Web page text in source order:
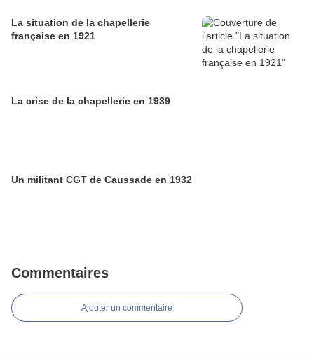
La situation de la chapellerie
française en 1921
La crise de la chapellerie en 1939
Un militant CGT de Caussade en 1932
Commentaires
Ajouter un commentaire